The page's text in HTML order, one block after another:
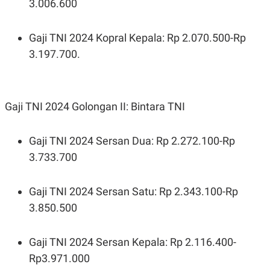
3.006.600
Gaji TNI 2024 Kopral Kepala: Rp 2.070.500-Rp
3.197.700.
Gaji TNI 2024 Golongan II: Bintara TNI
Gaji TNI 2024 Sersan Dua: Rp 2.272.100-Rp
3.733.700
Gaji TNI 2024 Sersan Satu: Rp 2.343.100-Rp
3.850.500
Gaji TNI 2024 Sersan Kepala: Rp 2.116.400-
Rp3.971.000